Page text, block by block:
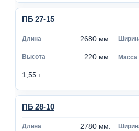
ПБ 27-15
2680 мм.
220 мм.
1,55 т.
ПБ 28-10
2780 мм.